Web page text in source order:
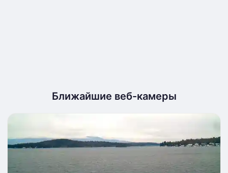
Ближайшие веб-камеры